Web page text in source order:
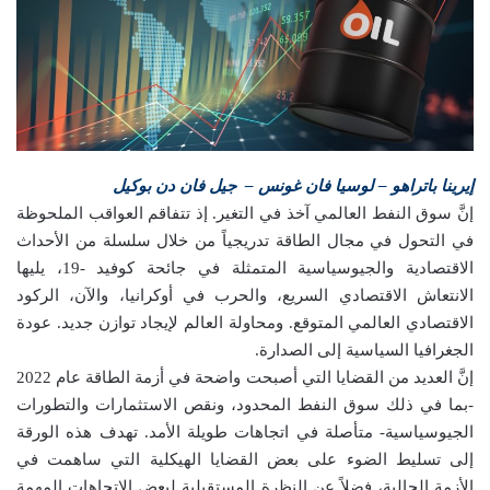
إيرينا باتراهو – لوسيا فان غونس – جيل فان دن بوكيل
إنَّ سوق النفط العالمي آخذ في التغير. إذ تتفاقم العواقب الملحوظة
في التحول في مجال الطاقة تدريجياً من خلال سلسلة من الأحداث
الاقتصادية والجيوسياسية المتمثلة في جائحة كوفيد -19، يليها
الانتعاش الاقتصادي السريع، والحرب في أوكرانيا، والآن، الركود
الاقتصادي العالمي المتوقع. ومحاولة العالم لإيجاد توازن جديد. عودة
الجغرافيا السياسية إلى الصدارة.
إنَّ العديد من القضايا التي أصبحت واضحة في أزمة الطاقة عام 2022
-بما في ذلك سوق النفط المحدود، ونقص الاستثمارات والتطورات
الجيوسياسية- متأصلة في اتجاهات طويلة الأمد. تهدف هذه الورقة
إلى تسليط الضوء على بعض القضايا الهيكلية التي ساهمت في